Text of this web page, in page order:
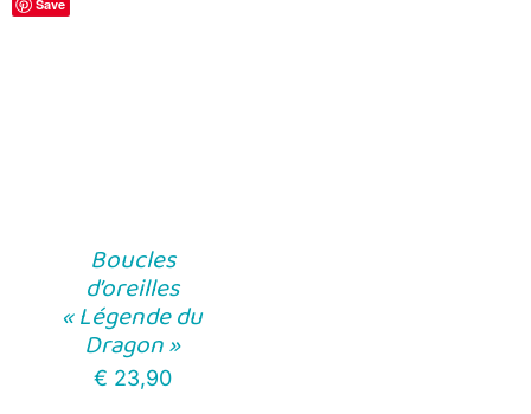
Save
Boucles
d’oreilles
« Légende du
Dragon »
€ 23,90